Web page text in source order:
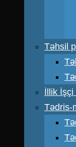
Təhsil
İllik İşçi
Tədris-